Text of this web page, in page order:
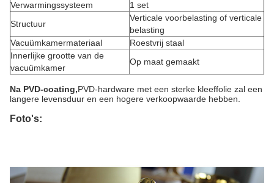
Verwarmingssysteem
1 set
Structuur
Verticale voorbelasting of verticale
belasting
Vacuümkamermateriaal
Roestvrij staal
Innerlijke grootte van de
vacuümkamer
Op maat gemaakt
Na PVD-coating,PVD-hardware met een sterke kleeffolie zal een
langere levensduur en een hogere verkoopwaarde hebben.
Foto's: